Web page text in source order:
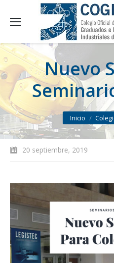
Nuevo
You are here:
Inicio
20 septiembre, 2019